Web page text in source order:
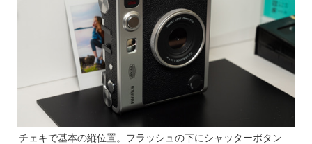
チェキで基本の縦位置。フラッシュの下にシャッターボタン